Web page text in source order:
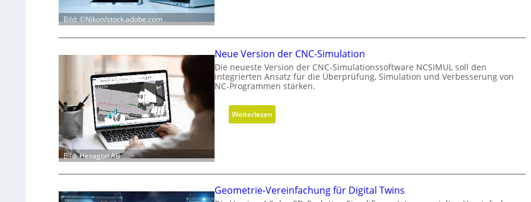
d
G
e
h
s
Bild: ©Nikon/stock.adobe.com
c
h
r
i
t
t
a
Bild: Hexagon AB
Neue Version der CNC-Simulation
Die neueste Version der CNC-Simulationssoftware NCSIMUL soll den
integrierten Ansatz für die Überprüfung, Simulation und Verbesserung von
NC-Programmen stärken.
Weiterlesen:
N
V
e
Geometrie-Vereinfachung für Digital Twins